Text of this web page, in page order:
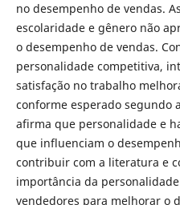
no desempenho de vendas.
escolaridade e gênero não
o desempenho de vendas.
personalidade competitiva,
satisfação no trabalho
conforme esperado segundo
afirma que personalidade e
que influenciam o
contribuir com a literatura e
importância da
vendedores para melhorar o